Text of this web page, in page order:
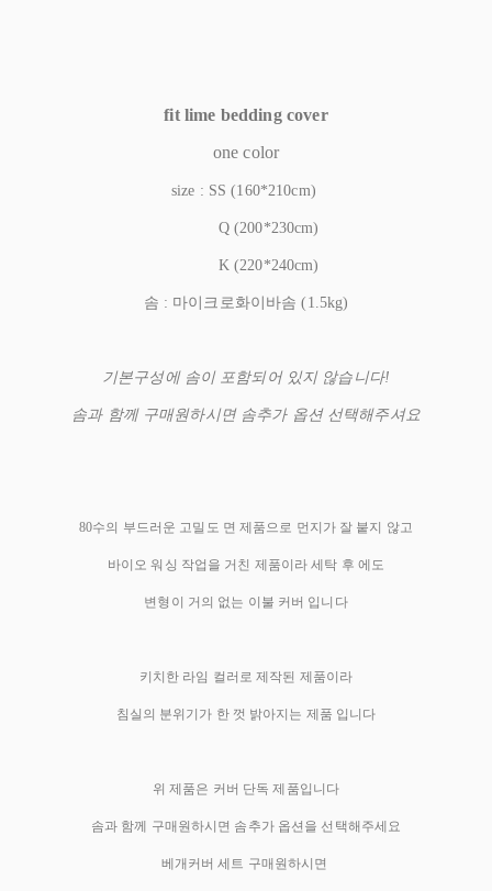
fit lime bedding cover
one color
size : SS (160*210cm)
Q (200*230cm)
K (220*240cm)
솜 : 마이크로화이바솜 (1.5kg)
기본구성에 솜이 포함되어 있지 않습니다!
솜과 함께 구매원하시면 솜추가 옵션 선택해주셔요
80수의 부드러운 고밀도 면 제품으로 먼지가 잘 붙지 않고
바이오 워싱 작업을 거친 제품이라 세탁 후 에도
변형이 거의 없는 이불 커버 입니다
키치한 라임 컬러로 제작된 제품이라
침실의 분위기가 한 껏 밝아지는 제품 입니다
위 제품은 커버 단독 제품입니다
솜과 함께 구매원하시면 솜추가 옵션을 선택해주세요
베개커버 세트 구매원하시면